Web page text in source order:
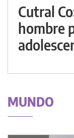
Cutral
hombre
MUNDO